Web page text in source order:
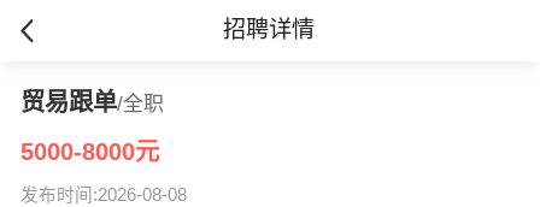
招聘详情
贸易跟单/全职
5000-8000元
发布时间:2026-08-08